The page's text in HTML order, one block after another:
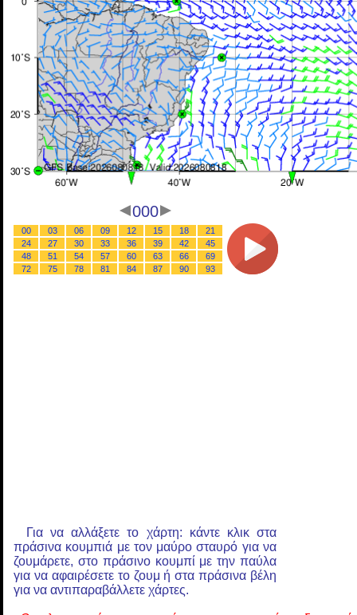
000
00 03 06 09 12 15 18
21
24
27 30 33 36 39 42
45
48
51 54 57 60 63 66
69
72
75 78 81 84 87 90 93
Για να αλλάξετε το χάρτη: κάντε κλικ στα
πράσινα κουμπιά με τον μαύρο σταυρό για να
ζουμάρετε, στο πράσινο κουμπί με την παύλα
για να αφαιρέσετε το ζουμ ή στα πράσινα βέλη
για να αντιπαραβάλλετε χάρτες.